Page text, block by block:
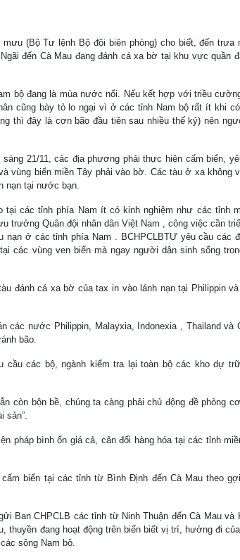
(Bộ Tư lệnh Bộ đội biên phòng) cho biết, đến trưa
đến Cà Mau đang đánh cá xa bờ tại khu vực quần
bộ đang là mùa nước nổi. Nếu kết hợp với triều
cũng bày tỏ lo ngại vì ở các tỉnh Nam bộ rất ít khi
thì đây là cơn bão đầu tiên sau nhiều thế kỷ) nên
21/11, các địa phương phải thực hiện cấm biển,
vùng biển miền Tây phải vào bờ. Các tàu ở xa không
nạn tại nước bạn.
tại các tỉnh phía Nam ít có kinh nghiệm như các tỉnh
trưởng Quân đội nhân dân Việt Nam , công việc cần
nạn ở các tỉnh phía Nam . BCHPCLBTƯ yêu cầu các
các vùng ven biển mà ngay người dân sinh sống
đánh cá xa bờ của tax in vào lánh nạn tại Philippin
các nước Philippin, Malayxia, Indonexia , Thailandvà
bão.
cầu các bộ, ngành kiểm tra lại toàn bộ các kho dự
còn bộn bề, chúng ta càng phải chủ động đề phòng
sản”.
pháp bình ổn giá cả, cân đối hàng hóa tại các tỉnh
biển tại các tỉnh từ Bình Định đến Cà Mau theo
Ban CHPCLB các tỉnh từ Ninh Thuận đến Cà Mau và
thuyền đang hoạt động trên biển biết vị trí, hướng đi
sông Nam bộ.